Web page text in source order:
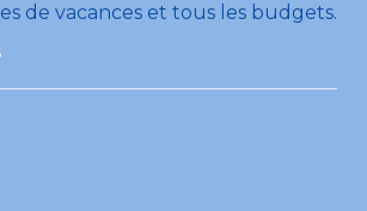
de vacances et tous les budgets.